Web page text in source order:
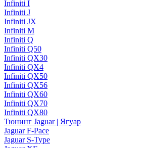
Infiniti I
Infiniti J
Infiniti JX
Infiniti M
Infiniti Q
Infiniti Q50
Infiniti QX30
Infiniti QX4
Infiniti QX50
Infiniti QX56
Infiniti QX60
Infiniti QX70
Infiniti QX80
Тюнинг Jaguar | Ягуар
Jaguar F-Pace
Jaguar S-Type